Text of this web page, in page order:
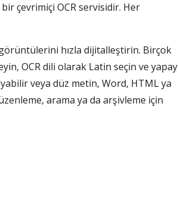
çevrimiçi OCR servisidir. Her
hızla dijitalleştirin. Birçok
OCR dili olarak Latin seçin ve yapay
veya düz metin, Word, HTML ya
arama ya da arşivleme için